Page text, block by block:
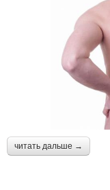
читать дальше →